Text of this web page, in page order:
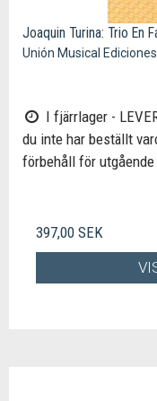
Joaquin Turina: Trio En
Unión Musical Ediciones
I fjärrlager -
du inte har beställt
förbehåll för utgående
397,00 SEK